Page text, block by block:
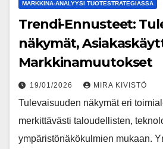
MARKKINA-ANALYYSI TUOTESTRATEGIASSA
Trendi-Ennusteet:
näkymät,
Markkinamuutokset
19/01/2026 MIRA KIVISTÖ
Tulevaisuuden näkymät eri
merkittävästi taloudellisten,
ympäristönäkökulmien mukaan.